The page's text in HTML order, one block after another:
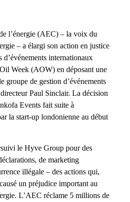
l’énergie (AEC) – la voix du
– a élargi son action en justice
d’événements internationaux
Week (AOW) en déposant une
groupe de gestion d’événements
Paul Sinclair. La décision
Events fait suite à
la start-up londonienne au début
le Hyve Group pour des
de marketing
illégale – des actions qui,
un préjudice important au
L’AEC réclame 5 millions de